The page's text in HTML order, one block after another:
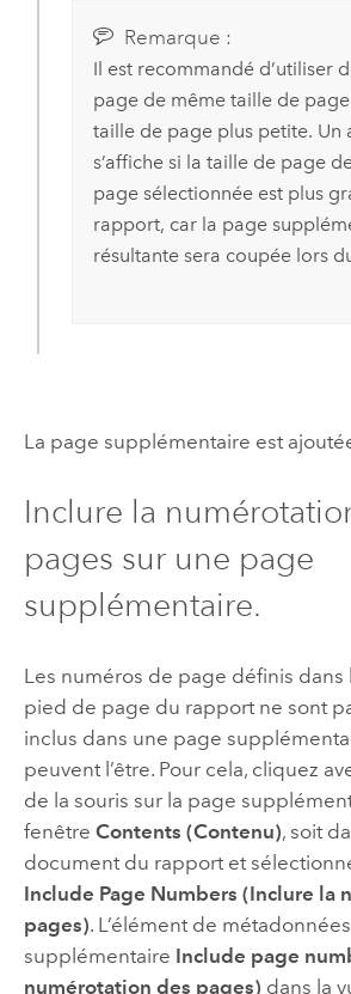
Remarque :
Il est recommandé d’utiliser
page de même taille de
taille de page plus petite. Un
s’affiche si la taille de page
page sélectionnée est plus
rapport, car la page
résultante sera coupée lors
La page supplémentaire est
Inclure la
pages sur une page
supplémentaire.
Les numéros de page définis dans
pied de page du rapport ne sont
inclus dans une page
peuvent l’être. Pour cela, cliquez
de la souris sur la page
fenêtre Contents (Contenu), soit
document du rapport et
Include Page Numbers (Inclure la
pages). L’élément de
supplémentaire Include page
numérotation des pages) dans la